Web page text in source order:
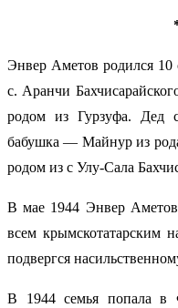
Энвер Аметов родился
с. Аранчи
родом из Гурзуфа. Дед
бабушка — Майнур из
родом из с Улу-Сала
В мае 1944 Энвер
всем крымскотатарским
подвергся
В 1944 семья попала в